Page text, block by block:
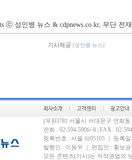
ⓒ 성인병 뉴스 & cdpnews.co.kr, 무단 전
기사제공 [성인병 뉴스]
(우)03781 서울시 서대문구 연희
전화 : 02-594-5906~8 | FAX : 02-
등록번호 : 서울 아05105 ｜ 등록
발행인 : 이동우 ｜ 편집인 : 황보
모든 콘텐츠(기사)는 저작권법의